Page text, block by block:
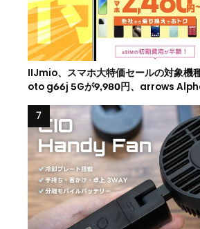
IIJmio、スマホ大特価セールの対象機
oto g66j 5Gが9,980円、arrows